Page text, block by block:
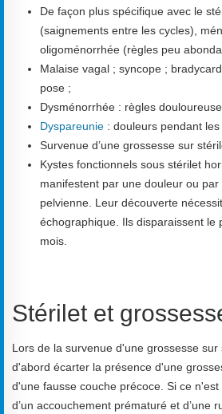
De façon plus spécifique avec le
(saignements entre les cycles),
oligoménorrhée (règles peu
Malaise vagal ; syncope ;
pose ;
Dysménorrhée : règles
Dyspareunie : douleurs pendant
Survenue d’une grossesse sur
Kystes fonctionnels sous stérilet
manifestent par une douleur ou
pelvienne. Leur découverte
échographique. Ils disparaissent le
mois.
Stérilet et
Lors de la survenue d'une grossesse
d'abord écarter la présence d'une
d'une fausse couche précoce. Si ce
d’un accouchement prématuré et d’une